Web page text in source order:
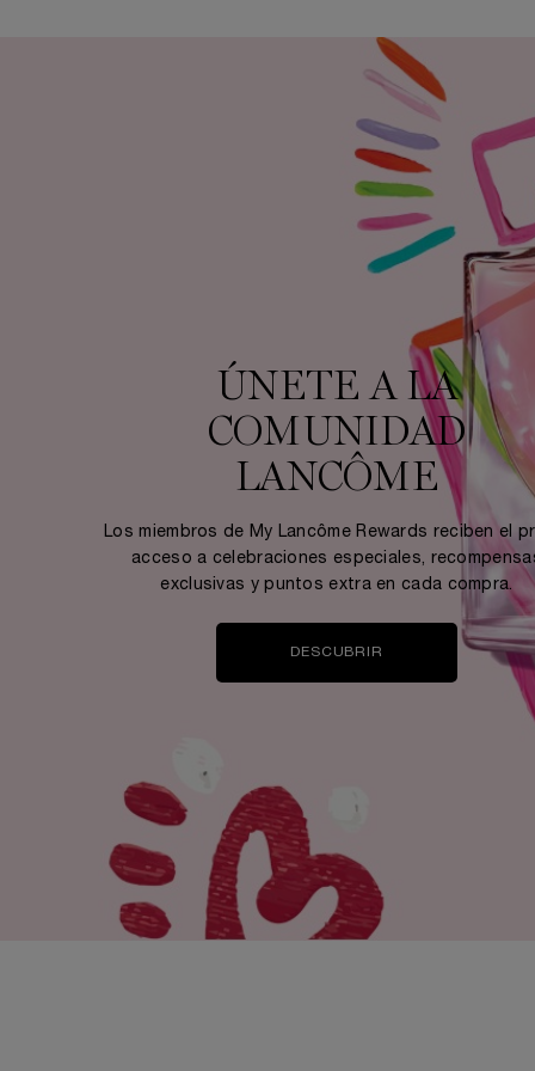
ÚNETE A LA
COMUNIDAD
LANCÔME
Los miembros de My Lancôme Rewards reciben el
acceso a celebraciones especiales,
exclusivas y puntos extra en cada compra.
DESCUBRIR